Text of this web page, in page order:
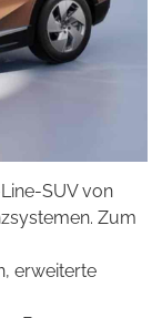
SUV von
Zum
erweiterte